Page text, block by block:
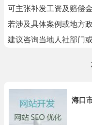
可主张补发工资及赔偿金
若涉及具体案例或地方
建议咨询当地人社部门
海口